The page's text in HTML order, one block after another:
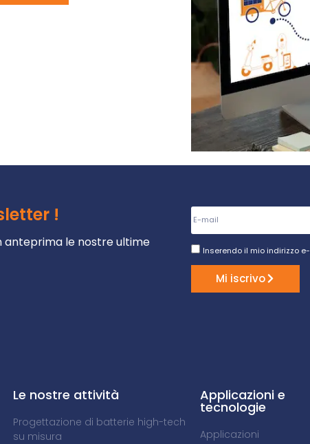
!
anteprima le nostre ultime
Inserendo il mio indirizzo
Mi iscrivo
Le nostre attività
Progettazione di batterie high-tech
su misura
Applicazioni e
tecnologie
Applicazioni